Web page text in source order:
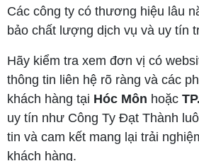
Các công ty có thương hiệu lâu
bảo chất lượng dịch vụ và uy tín
Hãy kiểm tra xem đơn vị có
thông tin liên hệ rõ ràng và các
khách hàng tại Hóc Môn hoặc
uy tín như Công Ty Đạt Thành
tin và cam kết mang lại trải
khách hàng.